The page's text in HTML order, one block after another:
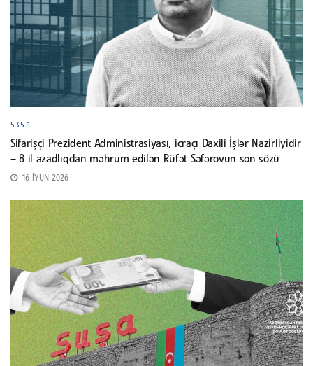
535.1
Sifarişçi Prezident Administrasiyası, icraçı Daxili İşlər Nazirliyidir
– 8 il azadlıqdan məhrum edilən Rüfət Səfərovun son sözü
16 İYUN 2026